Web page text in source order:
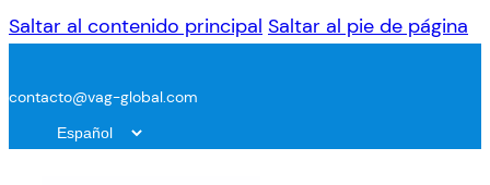
Saltar al contenido principal Saltar al pie de página
contacto@vag-global.com